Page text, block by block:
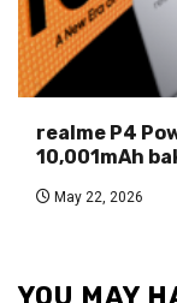
realme P4
10,001mAh
May 22, 2026
YOU MAY